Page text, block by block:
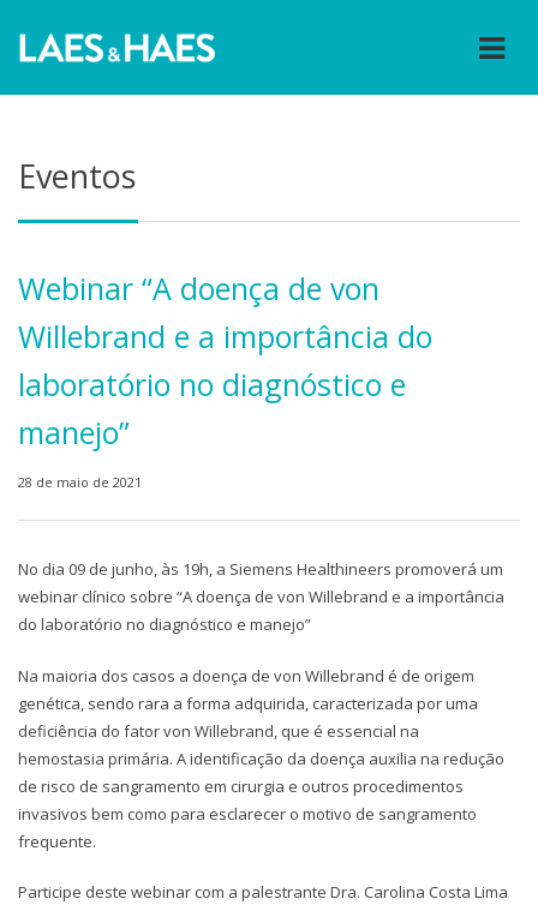
Eventos
Webinar “A doença de von
Willebrand e a importância do
laboratório no diagnóstico e
manejo”
28 de maio de 2021
No dia 09 de junho, às 19h, a Siemens Healthineers promoverá um
webinar clínico sobre “A doença de von Willebrand e a importância
do laboratório no diagnóstico e manejo”
Na maioria dos casos a doença de von Willebrand é de origem
genética, sendo rara a forma adquirida, caracterizada por uma
deficiência do fator von Willebrand, que é essencial na
hemostasia primária. A identificação da doença auxilia na redução
de risco de sangramento em cirurgia e outros procedimentos
invasivos bem como para esclarecer o motivo de sangramento
frequente.
Participe deste webinar com a palestrante Dra. Carolina Costa Lima